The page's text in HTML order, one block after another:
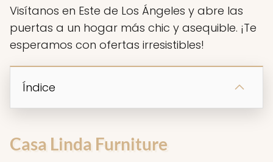
Visítanos en Este de Los Ángeles y abre las
puertas a un hogar más chic y asequible. ¡Te
esperamos con ofertas irresistibles!
Índice
Casa Linda Furniture